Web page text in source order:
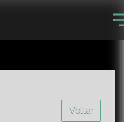
Voltar